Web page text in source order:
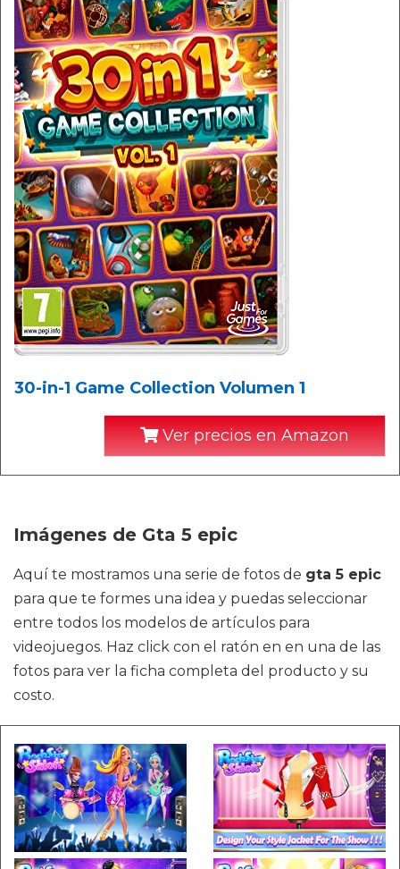
30-in-1 Game Collection Volumen 1
Ver precios en Amazon
Imágenes de Gta 5 epic
Aquí te mostramos una serie de fotos de gta 5 epic
para que te formes una idea y puedas seleccionar
entre todos los modelos de artículos para
videojuegos. Haz click con el ratón en en una de las
fotos para ver la ficha completa del producto y su
costo.